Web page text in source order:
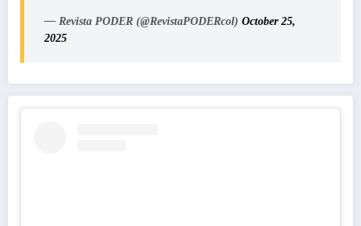
— Revista PODER (@RevistaPODERcol) October 25,
2025